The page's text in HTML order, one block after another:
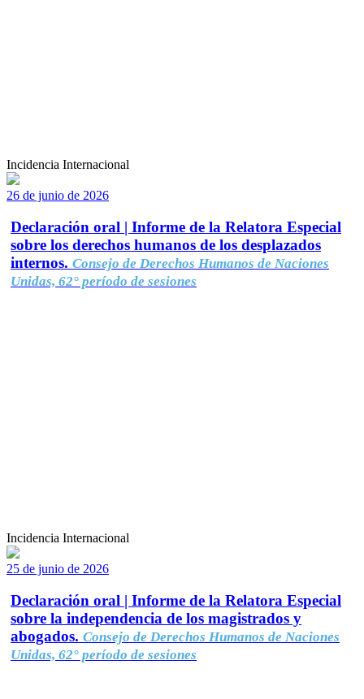
Incidencia Internacional
26 de junio de 2026
Declaración oral | Informe de la Relatora Especial
sobre los derechos humanos de los desplazados
internos. Consejo de Derechos Humanos de Naciones
Unidas, 62° período de sesiones
Incidencia Internacional
25 de junio de 2026
Declaración oral | Informe de la Relatora Especial
sobre la independencia de los magistrados y
abogados. Consejo de Derechos Humanos de Naciones
Unidas, 62° período de sesiones